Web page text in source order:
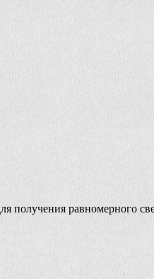
получения равномерного